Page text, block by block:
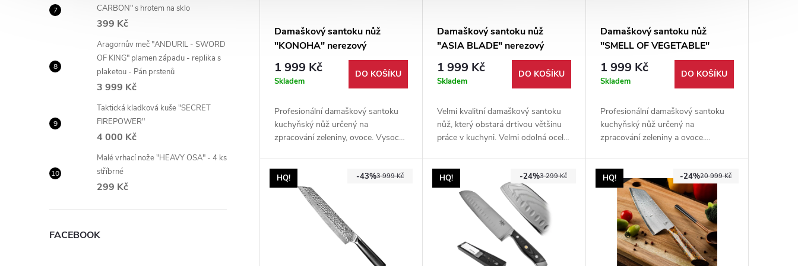
CARBON" s hrotem na sklo
399 Kč
Aragornův meč "ANDURIL - SWORD
OF KING" plamen západu - replika s
plaketou - Pán prstenů
3 999 Kč
Taktická kladková kuše "SECRET
FIREPOWER"
4 000 Kč
Malé vrhací nože "HEAVY OSA" - 4 ks
stříbrné
299 Kč
FACEBOOK
Damaškový santoku nůž
"KONOHA" nerezový
1 999 Kč
Skladem
DO KOŠÍKU
Profesionální damaškový santoku
kuchyňský nůž určený na
zpracování zeleniny, ovoce. Vysoce
G10, upraveného do podoby dřeva.
Damaškový santoku nůž
"ASIA BLADE" nerezový
1 999 Kč
Skladem
DO KOŠÍKU
Velmi kvalitní damaškový santoku
nůž, který obstará drtivou většinu
práce v kuchyni. Velmi odolná ocel
potravin. Vhodný dárek pro
nadšené i profesionální kuchaře.
Damaškový santoku nůž
"SMELL OF VEGETABLE"
nerezový
1 999 Kč
Skladem
DO KOŠÍKU
Profesionální damaškový santoku
kuchyňský nůž určený na
zpracování zeleniny a ovoce.
stabilizovaného ebenového dřeva.
HQ! 3 999 Kč
-43% HQ! 3 299 Kč
-24% HQ! 20 999 Kč
-24%